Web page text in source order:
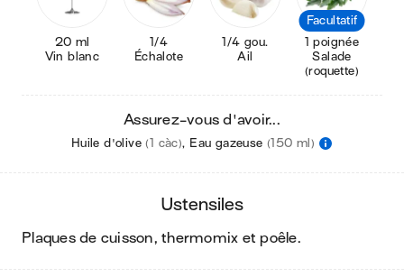
20 ml
Vin blanc
1/4
Échalote
1/4 gou.
Ail
Facultatif
1 poignée
Salade
(roquette)
Assurez-vous d'avoir...
Huile d'olive (1 càc), Eau gazeuse (150 ml)
ustensiles
plaques de cuisson, thermomix et poêle.